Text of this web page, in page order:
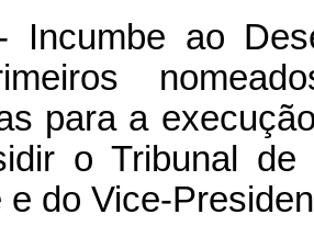
Incumbe ao
para a
o Tribunal
e do Vice-